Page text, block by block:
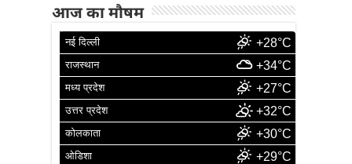
आज का मौषम
नई दिल्ली +28°C
राजस्थान +34°C
मध्य प्रदेश +27°C
उत्तर प्रदेश +32°C
कोलकाता +30°C
ओडिशा +29°C